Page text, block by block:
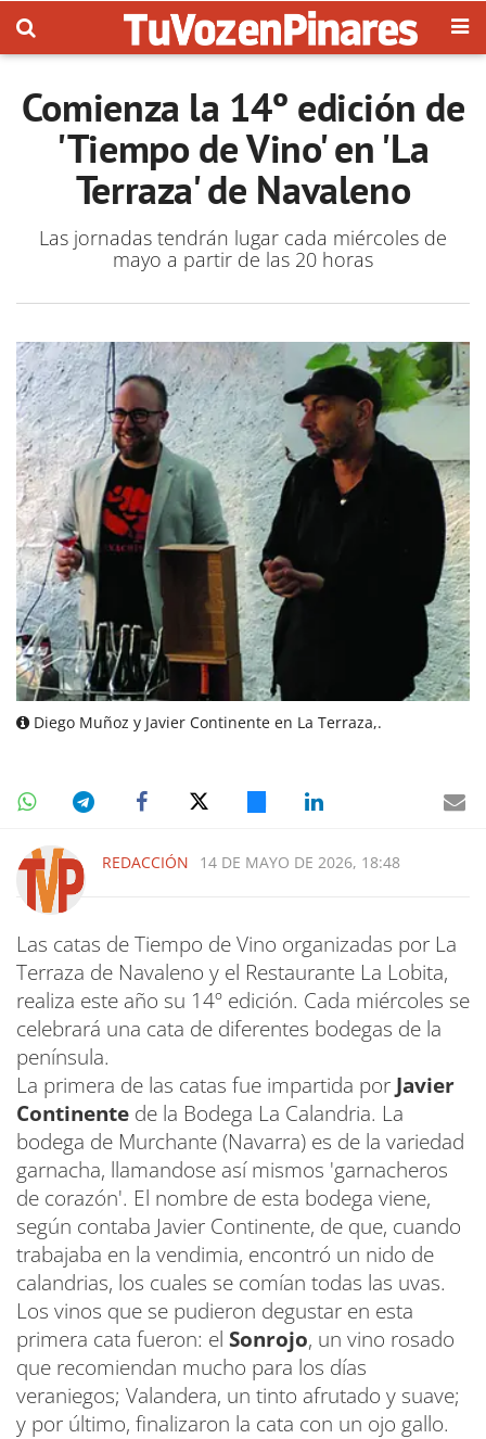
Comienza la 14º edición de
'Tiempo de Vino' en 'La
Terraza' de Navaleno
Las jornadas tendrán lugar cada miércoles de
mayo a partir de las 20 horas
Diego Muñoz y Javier Continente en La Terraza,.
REDACCIÓN 14 DE MAYO DE 2026, 18:48
Las catas de Tiempo de Vino organizadas por La
Terraza de Navaleno y el Restaurante La Lobita,
realiza este año su 14º edición. Cada miércoles se
celebrará una cata de diferentes bodegas de la
península.
La primera de las catas fue impartida por Javier
Continente de la Bodega La Calandria. La
bodega de Murchante (Navarra) es de la variedad
garnacha, llamandose así mismos 'garnacheros
de corazón'. El nombre de esta bodega viene,
según contaba Javier Continente, de que, cuando
trabajaba en la vendimia, encontró un nido de
calandrias, los cuales se comían todas las uvas.
Los vinos que se pudieron degustar en esta
primera cata fueron: el Sonrojo, un vino rosado
que recomiendan mucho para los días
veraniegos; Valandera, un tinto afrutado y suave;
y por último, finalizaron la cata con un ojo gallo.